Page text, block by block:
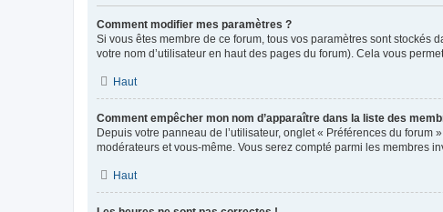
Comment modifier mes paramètres ?
Si vous êtes membre de ce forum, tous vos paramètres sont stockés
votre nom d’utilisateur en haut des pages du forum). Cela vous
Haut
Comment empêcher mon nom d’apparaître dans la liste des
Depuis votre panneau de l’utilisateur, onglet « Préférences du forum
modérateurs et vous-même. Vous serez compté parmi les membres
Haut